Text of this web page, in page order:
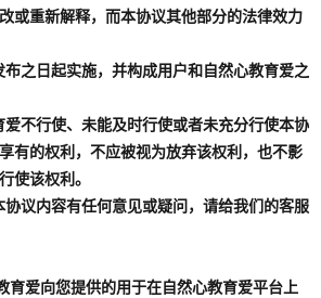
或重新解释，而本协议其他部分的法律效力
日起实施，并构成用户和自然心教育爱之
行使、未能及时行使或者未充分行使本协
有的权利，不应被视为放弃该权利，也不影
使该权利。
内容有任何意见或疑问，请给我们的客服
爱向您提供的用于在自然心教育爱平台上